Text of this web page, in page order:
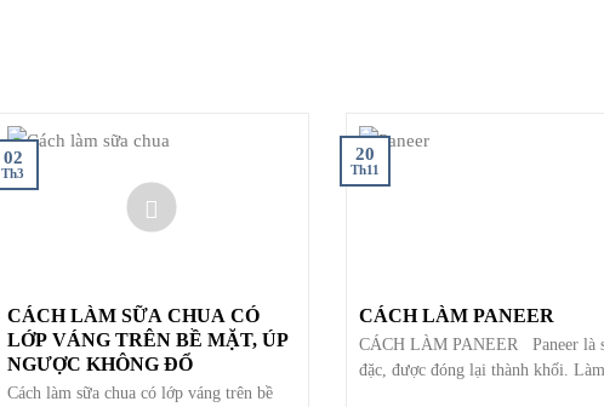
CÁCH LÀM SỮA CHUA CÓ
LỚP VÁNG TRÊN BỀ MẶT, ÚP
NGƯỢC KHÔNG ĐỔ
Cách làm sữa chua có lớp váng trên bề
02
Th3
CÁCH LÀM PANEER
CÁCH LÀM PANEER Paneer là
đặc, được đóng lại thành khối. Làm
20
Th11